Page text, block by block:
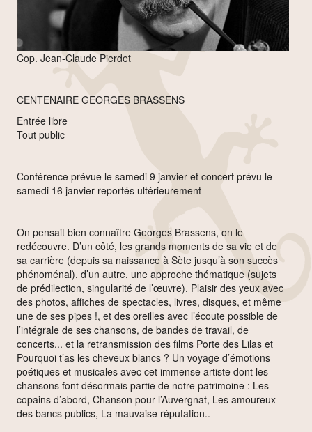
Cop. Jean-Claude Pierdet
CENTENAIRE GEORGES BRASSENS
Entrée libre
Tout public
Conférence prévue le samedi 9 janvier et concert prévu le
samedi 16 janvier reportés ultérieurement
On pensait bien connaître Georges Brassens, on le
redécouvre. D’un côté, les grands moments de sa vie et de
sa carrière (depuis sa naissance à Sète jusqu’à son succès
phénoménal), d’un autre, une approche thématique (sujets
de prédilection, singularité de l’œuvre). Plaisir des yeux avec
des photos, affiches de spectacles, livres, disques, et même
une de ses pipes !, et des oreilles avec l’écoute possible de
l’intégrale de ses chansons, de bandes de travail, de
concerts... et la retransmission des films Porte des Lilas et
Pourquoi t’as les cheveux blancs ? Un voyage d’émotions
poétiques et musicales avec cet immense artiste dont les
chansons font désormais partie de notre patrimoine : Les
copains d’abord, Chanson pour l’Auvergnat, Les amoureux
des bancs publics, La mauvaise réputation..